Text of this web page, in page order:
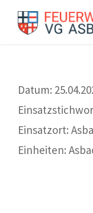
Datum:
Einsatzort:
Einheiten: